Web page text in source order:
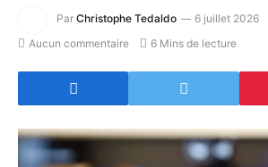
Par Christophe Tedaldo
6 juillet 2026
Aucun commentaire
6 Mins de lecture